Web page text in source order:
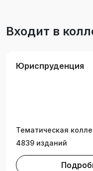
Входит в
Юриспруденция
Тематическая
4839 изданий